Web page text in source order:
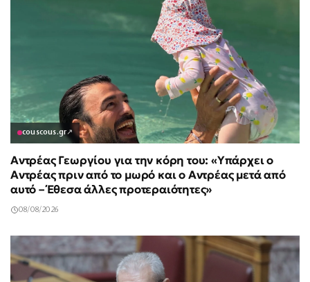
couscous.gr↗
Αντρέας Γεωργίου για την κόρη του: «Υπάρχει ο
Αντρέας πριν από το μωρό και ο Αντρέας μετά από
αυτό – Έθεσα άλλες προτεραιότητες»
08/08/2026